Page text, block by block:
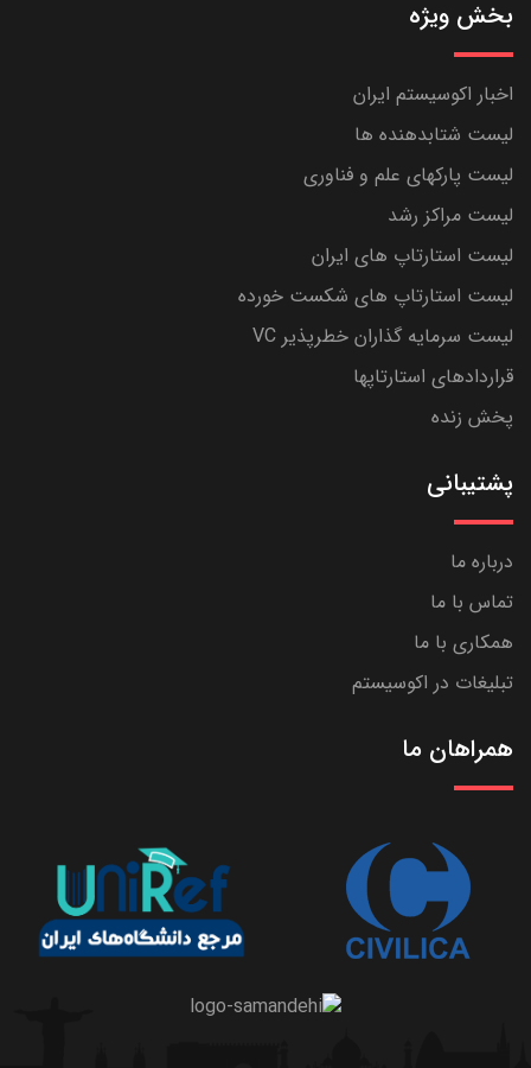
بخش ویژه
اخبار اکوسیستم ایران
لیست شتابدهنده ها
لیست پارکهای علم و فناوری
لیست مراکز رشد
لیست استارتاپ های ایران
لیست استارتاپ های شکست خورده
لیست سرمایه گذاران خطرپذیر VC
قراردادهای استارتاپها
پخش زنده
پشتیبانی
درباره ما
تماس با ما
همکاری با ما
تبلیغات در اکوسیستم
همراهان ما